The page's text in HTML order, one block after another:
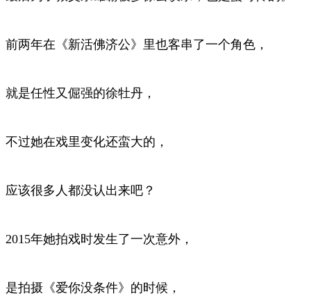
前两年在《新活佛济公》里也客串了一个角色，
就是任性又倔强的徐牡丹，
不过她在戏里变化还蛮大的，
应该很多人都没认出来吧？
2015年她拍戏时发生了一次意外，
是拍摄《爱你没条件》的时候，